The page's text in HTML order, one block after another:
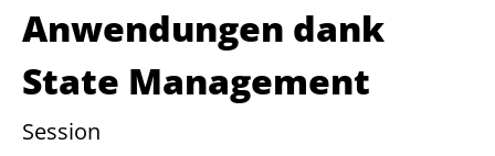
Anwendungen dank
State Management
Session